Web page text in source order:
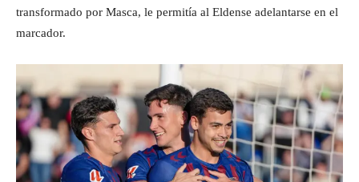
transformado por Masca, le permitía al Eldense adelantarse en el
marcador.